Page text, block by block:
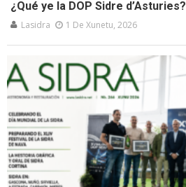
¿Qué ye la DOP Sidre d’Asturies?
Lasidra 1 De Xunetu, 2026